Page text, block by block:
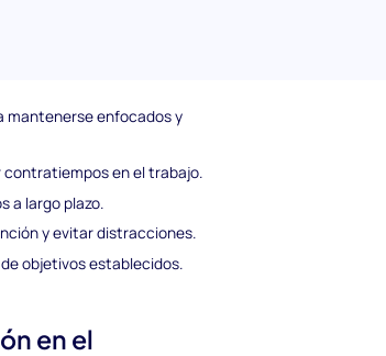
mantenerse enfocados y
contratiempos en el trabajo.
a largo plazo.
y evitar distracciones.
objetivos establecidos.
en el